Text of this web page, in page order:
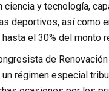
y tecnología,
deportivos, así como
el 30% del monto
de
régimen especial